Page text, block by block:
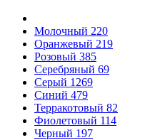
Молочный 220
Оранжевый 219
Розовый 385
Серебряный 69
Серый 1269
Синий 479
Терракотовый 82
Фиолетовый 114
Черный 197